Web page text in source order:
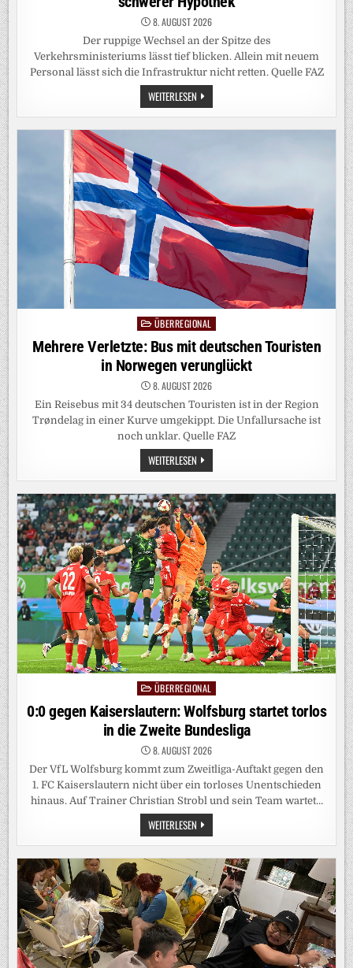
8. AUGUST 2026
Der ruppige Wechsel an der Spitze des
Verkehrsministeriums lässt tief blicken. Allein mit neuem
Personal lässt sich die Infrastruktur nicht retten. Quelle FAZ
WEITERLESEN WECHSEL
IM
MINISTERIUM:
VERKEHRSMINISTER
PostedÜBERREGIONAL
Mehrere Verletzte: Bus mit deutschen Touristen
in Norwegen verunglückt
8. AUGUST 2026
Ein Reisebus mit 34 deutschen Touristen ist in der Region
Trøndelag in einer Kurve umgekippt. Die Unfallursache ist
noch unklar. Quelle FAZ
WEITERLESEN MEHRERE
VERLETZTE:
BUS
MIT
DEUTSCHEN
TOURISTEN
IN
NORWEGEN
VERUNGLÜCKT
Posted
in
ÜBERREGIONAL
0:0 gegen Kaiserslautern: Wolfsburg startet torlos
in die Zweite Bundesliga
8. AUGUST 2026
Der VfL Wolfsburg kommt zum Zweitliga-Auftakt gegen den
1. FC Kaiserslautern nicht über ein torloses Unentschieden
hinaus. Auf Trainer Christian Strobl und sein Team wartet…
WEITERLESEN 0:0
GEGEN
KAISERSLAUTERN:
STARTET
TORLOS
IN
DIE
ZWEITE
BUNDESLIGA